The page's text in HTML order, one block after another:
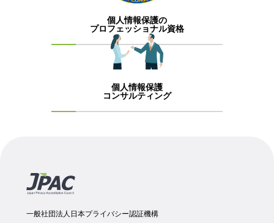
個人情報保護の
プロフェッショナル資格
個人情報保護
コンサルティング
一般社団法人日本プライバシー認証機構